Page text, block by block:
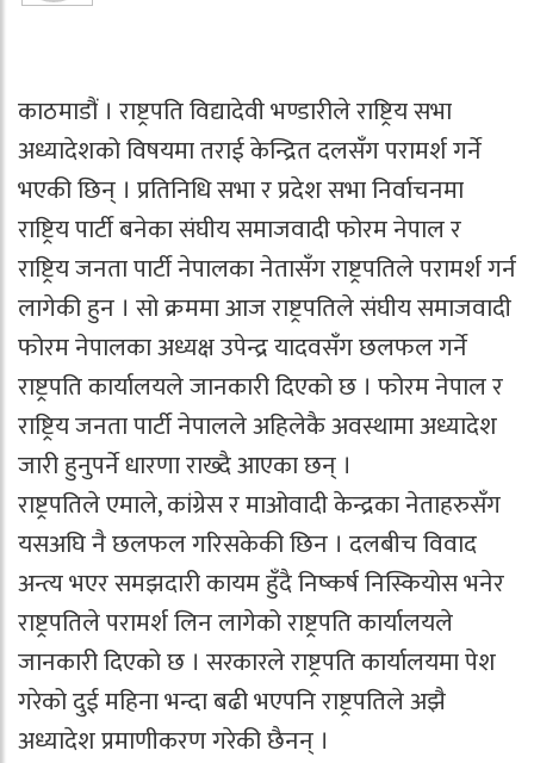
काठमाडौं । राष्ट्रपति विद्यादेवी भण्डारीले राष्ट्रिय सभा
अध्यादेशको विषयमा तराई केन्द्रित दलसँग परामर्श गर्ने
भएकी छिन् । प्रतिनिधि सभा र प्रदेश सभा निर्वाचनमा
राष्ट्रिय पार्टी बनेका संघीय समाजवादी फोरम नेपाल र
राष्ट्रिय जनता पार्टी नेपालका नेतासँग राष्ट्रपतिले परामर्श गर्न
लागेकी हुन । सो क्रममा आज राष्ट्रपतिले संघीय समाजवादी
फोरम नेपालका अध्यक्ष उपेन्द्र यादवसँग छलफल गर्ने
राष्ट्रपति कार्यालयले जानकारी दिएको छ । फोरम नेपाल र
राष्ट्रिय जनता पार्टी नेपालले अहिलेकै अवस्थामा अध्यादेश
जारी हुनुपर्ने धारणा राख्दै आएका छन् ।
राष्ट्रपतिले एमाले, कांग्रेस र माओवादी केन्द्रका नेताहरुसँग
यसअघि नै छलफल गरिसकेकी छिन । दलबीच विवाद
अन्त्य भएर समझदारी कायम हुँदै निष्कर्ष निस्कियोस भनेर
राष्ट्रपतिले परामर्श लिन लागेको राष्ट्रपति कार्यालयले
जानकारी दिएको छ । सरकारले राष्ट्रपति कार्यालयमा पेश
गरेको दुई महिना भन्दा बढी भएपनि राष्ट्रपतिले अझै
अध्यादेश प्रमाणीकरण गरेकी छैनन् ।